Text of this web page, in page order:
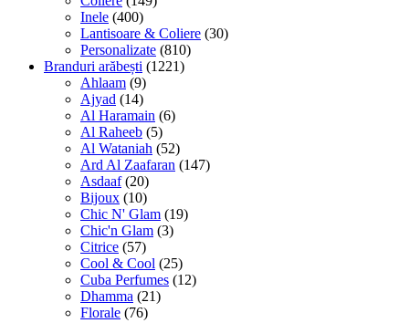
Inele (400)
Lantisoare & Coliere (30)
Personalizate (810)
Branduri arăbești (1221)
Ahlaam (9)
Ajyad (14)
Al Haramain (6)
Al Raheeb (5)
Al Wataniah (52)
Ard Al Zaafaran (147)
Asdaaf (20)
Bijoux (10)
Chic N' Glam (19)
Chic'n Glam (3)
Citrice (57)
Cool & Cool (25)
Cuba Perfumes (12)
Dhamma (21)
Florale (76)